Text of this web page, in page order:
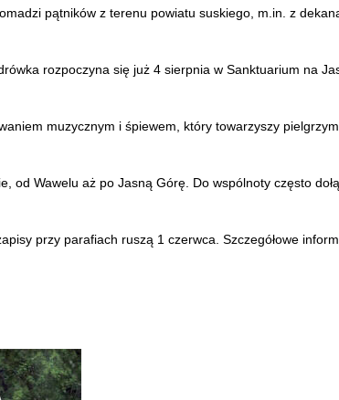
pątników z terenu powiatu suskiego, m.in. z
rozpoczyna się już 4 sierpnia w Sanktuarium na
muzycznym i śpiewem, który towarzyszy
od Wawelu aż po Jasną Górę. Do wspólnoty często
przy parafiach ruszą 1 czerwca. Szczegółowe